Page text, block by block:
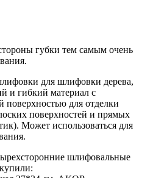
губки тем самым очень
для шлифовки дерева,
и гибкий материал с
поверхностью для отделки
поверхностей и прямых
Может использоваться для
шлифовальные